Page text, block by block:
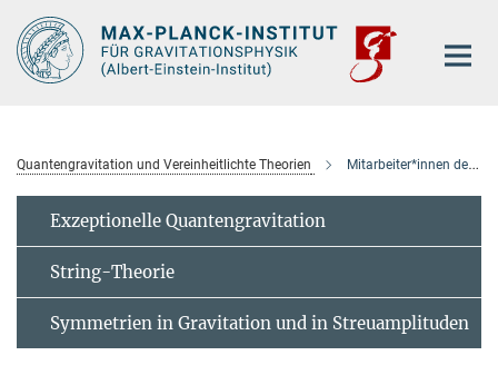
Hauptinhalt
Quantengravitation und Vereinheitlichte Theorien Mitarbeiter*innen der Abteilung
Exzeptionelle Quantengravitation
String-Theorie
Symmetrien in Gravitation und in Streuamplituden